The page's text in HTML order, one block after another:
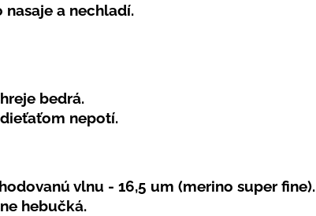
nasaje a nechladí.
bedrá.
nepotí.
vlnu - 16,5 um (merino super fine).
hebučká.